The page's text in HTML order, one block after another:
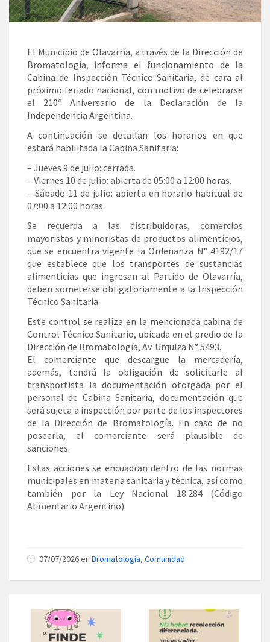
El Municipio de Olavarría, a través de la Dirección de
Bromatología, informa el funcionamiento de la
Cabina de Inspección Técnico Sanitaria, de cara al
próximo feriado nacional, con motivo de celebrarse
el 210º Aniversario de la Declaración de la
Independencia Argentina.
A continuación se detallan los horarios en que
estará habilitada la Cabina Sanitaria:
– Jueves 9 de julio: cerrada.
– Viernes 10 de julio: abierta de 05:00 a 12:00 horas.
– Sábado 11 de julio: abierta en horario habitual de
07:00 a 12:00 horas.
Se recuerda a las distribuidoras, comercios
mayoristas y minoristas de productos alimenticios,
que se encuentra vigente la Ordenanza N° 4192/17
que establece que los transportes de sustancias
alimenticias que ingresan al Partido de Olavarría,
deben someterse obligatoriamente a la Inspección
Técnico Sanitaria.
Este control se realiza en la mencionada cabina de
Control Técnico Sanitario, ubicada en el predio de la
Dirección de Bromatología, Av. Urquiza N° 5493.
El comerciante que descargue la mercadería,
además, tendrá la obligación de solicitarle al
transportista la documentación otorgada por el
personal de Cabina Sanitaria, documentación que
será sujeta a inspección por parte de los inspectores
de la Dirección de Bromatología. En caso de no
poseerla, el comerciante será plausible de
sanciones.
Estas acciones se encuadran dentro de las normas
municipales en materia sanitaria y técnica, así como
también por la Ley Nacional 18.284 (Código
Alimentario Argentino).
07/07/2026 en Bromatología, Comunidad